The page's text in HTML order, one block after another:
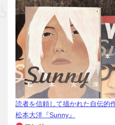
読者を信頼して描かれた自伝的
松本大洋『Sunny』